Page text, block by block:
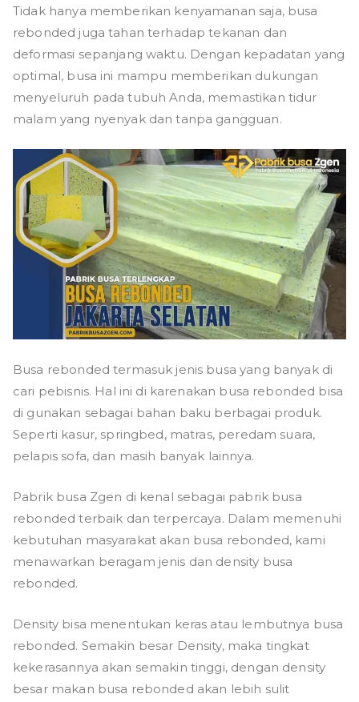
Tidak hanya memberikan kenyamanan saja, busa
rebonded juga tahan terhadap tekanan dan
deformasi sepanjang waktu. Dengan kepadatan yang
optimal, busa ini mampu memberikan dukungan
menyeluruh pada tubuh Anda, memastikan tidur
malam yang nyenyak dan tanpa gangguan.
Busa rebonded termasuk jenis busa yang banyak di
cari pebisnis. Hal ini di karenakan busa rebonded bisa
di gunakan sebagai bahan baku berbagai produk.
Seperti kasur, springbed, matras, peredam suara,
pelapis sofa, dan masih banyak lainnya.
Pabrik busa Zgen di kenal sebagai pabrik busa
rebonded terbaik dan terpercaya. Dalam memenuhi
kebutuhan masyarakat akan busa rebonded, kami
menawarkan beragam jenis dan density busa
rebonded.
Density bisa menentukan keras atau lembutnya busa
rebonded. Semakin besar Density, maka tingkat
kekerasannya akan semakin tinggi, dengan density
besar makan busa rebonded akan lebih sulit